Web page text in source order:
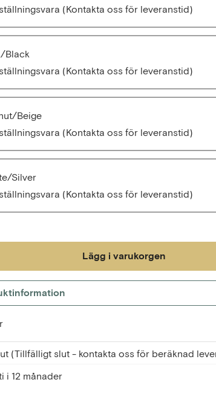
(Kontakta oss för leveranstid)
Black
(Kontakta oss för leveranstid)
Beige
(Kontakta oss för leveranstid)
Silver
(Kontakta oss för leveranstid)
Lägg i varukorgen
(Tillfälligt slut - kontakta oss för beräknad
i 12 månader